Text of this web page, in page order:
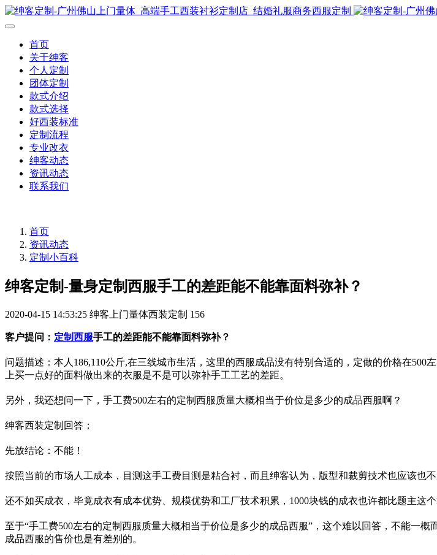
首页
关于绅客
个人定制
团体定制
款式介绍
款式选择
好西装标准
定制流程
专业改衣
绅客动态
资讯动态
联系我们
首页
资讯动态
定制小百科
绅客定制-量身定制西服手工的差距能不能靠面料弥补？
2020-04-15 14:53:25 绅客上门量体西装定制 156
客户提问： 定制西服手工的差距能不能靠面料弥补？
问题描述：本人186,110公斤,在三线城市生活，这里的西服成品没有特别合适的，定做的价格在
上买一点好的面料做出来的衣服是不是可以弥补手工工艺的差距。
另外，我还想问一下，手工费500左右的定制西服质量大概相当于价位是多少的成品西服啊？
绅客西装定制回答：
先放结论：不能！
按照当前的市场人工成本，目测这手工费目测是粘合衬，而且绅客认为，版型和裁剪技术也应该也不
还不如买成衣，毕竟成衣有成本优势、规模优势和工厂技术积累，1000块钱的成衣也许都比题主这个
至于“手工费500左右的定制西服质量大概相当于价位是多少的成品西服”，这个难以回答，不能一
成品西服的售价也是有差别的。